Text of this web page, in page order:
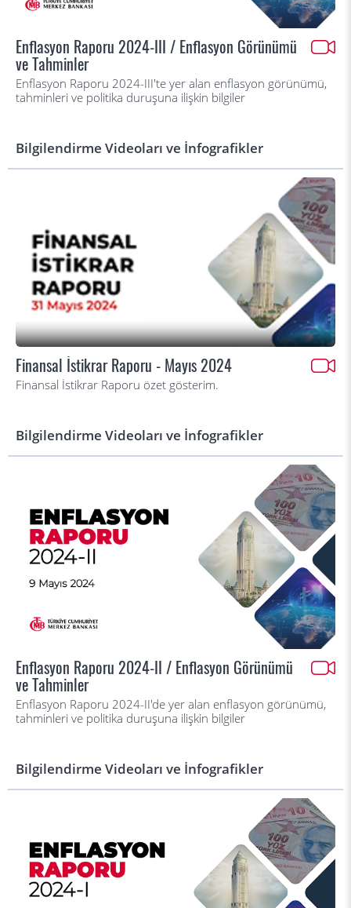
Enflasyon Raporu 2024-III / Enflasyon Görünümü
ve Tahminler
Enflasyon Raporu 2024-III'te yer alan enflasyon görünümü,
tahminleri ve politika duruşuna ilişkin bilgiler
Bilgilendirme Videoları ve İnfografikler
Finansal İstikrar Raporu - Mayıs 2024
Finansal İstikrar Raporu özet gösterim.
Bilgilendirme Videoları ve İnfografikler
Enflasyon Raporu 2024-II / Enflasyon Görünümü
ve Tahminler
Enflasyon Raporu 2024-II'de yer alan enflasyon görünümü,
tahminleri ve politika duruşuna ilişkin bilgiler
Bilgilendirme Videoları ve İnfografikler